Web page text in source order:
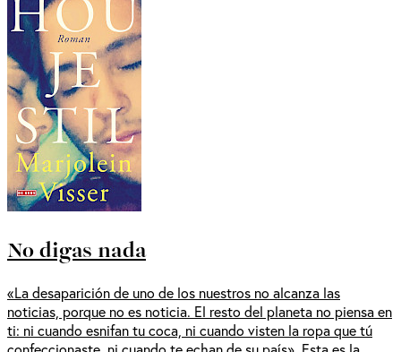
No digas nada
«La desaparición de uno de los nuestros no alcanza las
noticias, porque no es noticia. El resto del planeta no piensa en
ti: ni cuando esnifan tu coca, ni cuando visten la ropa que tú